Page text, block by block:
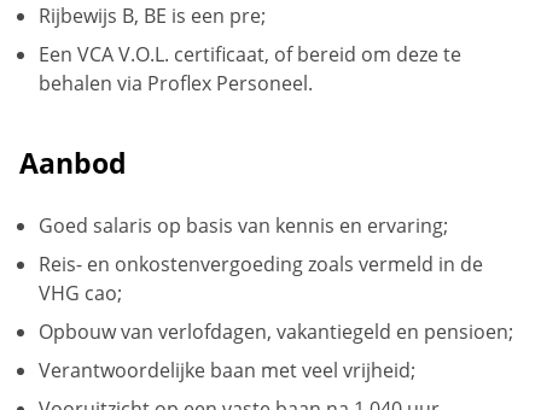
Rijbewijs B, BE is een pre;
Een VCA V.O.L. certificaat, of bereid om deze te
behalen via Proflex Personeel.
Aanbod
Goed salaris op basis van kennis en ervaring;
Reis- en onkostenvergoeding zoals vermeld in de
VHG cao;
Opbouw van verlofdagen, vakantiegeld en pensioen;
Verantwoordelijke baan met veel vrijheid;